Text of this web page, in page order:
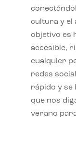
cultura y el
objetivo es
accesible,
cualquier
redes
rápido y se
que nos
verano